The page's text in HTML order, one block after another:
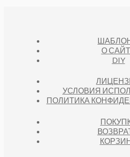
О
DIY
УСЛОВИЯ
ПОЛИТИКА